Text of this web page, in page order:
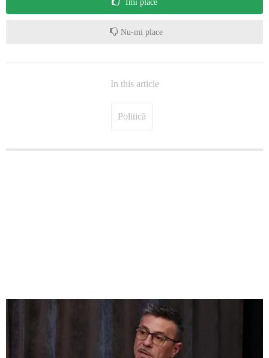
Îmi place
Nu-mi place
In this article
Politică